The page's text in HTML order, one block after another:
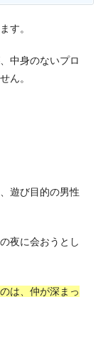
す。
中身のないプロ
ん。
遊び目的の男性
夜に会おうとし
は、仲が深まっ